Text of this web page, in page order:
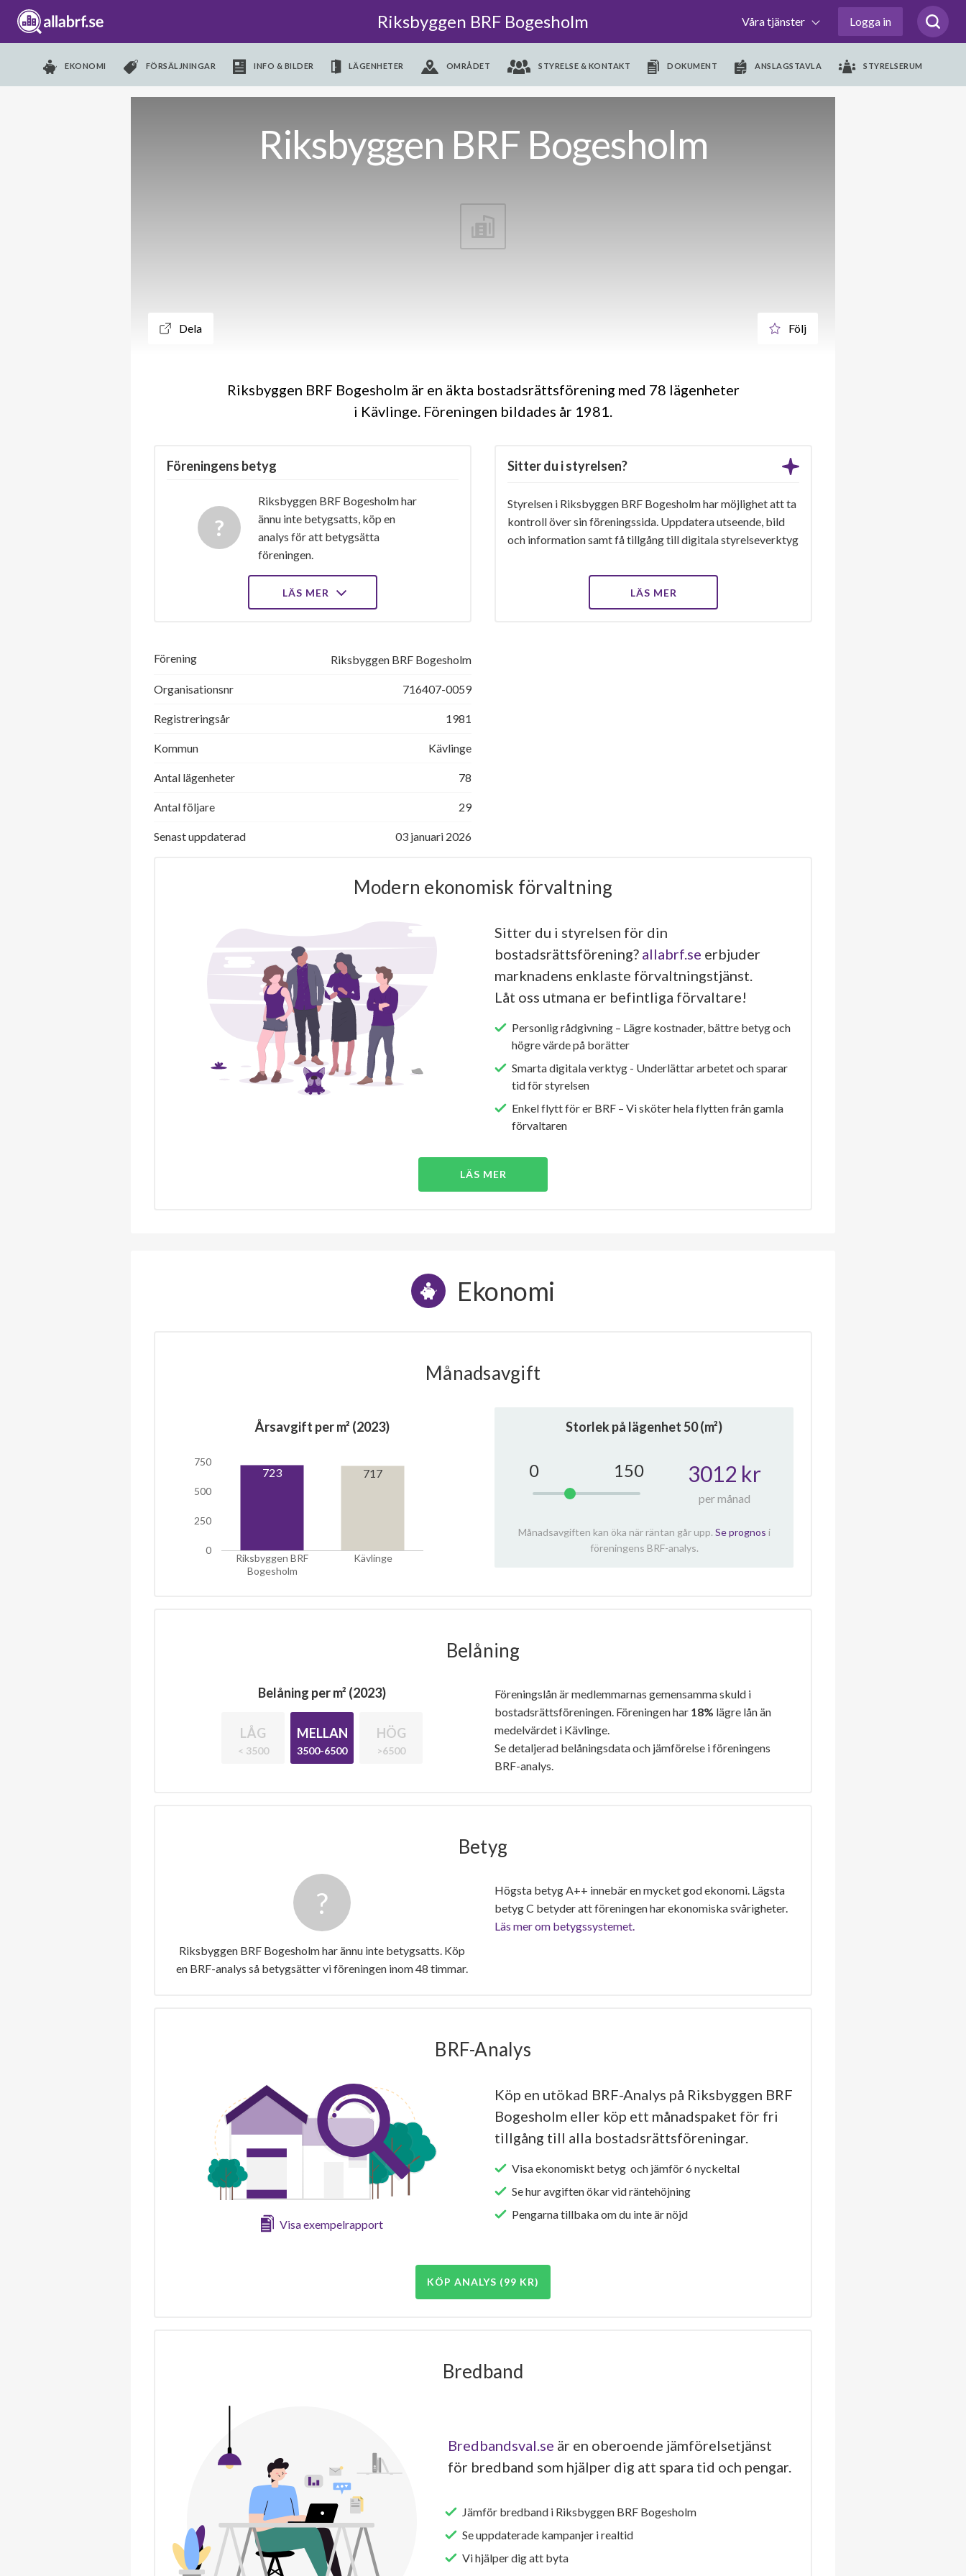
Riksbyggen BRF Bogesholm Våra tjänster Logga in
EKONOMI FÖRSÄLJNINGAR INFO & BILDER LÄGENHETER OMRÅDET STYRELSE & KONTAKT DOKUMENT ANSLAGSTAVLA STYRELSERUM
Riksbyggen BRF Bogesholm
Dela Följ
Riksbyggen BRF Bogesholm är en äkta bostadsrättsförening med 78 lägenheter
i Kävlinge. Föreningen bildades år 1981
Föreningens betyg
Riksbyggen BRF Bogesholm har
ännu inte betygsatts, köp en
analys för att betygsätta
föreningen.
LÄS MER
Sitter du i styrelsen?
Styrelsen i Riksbyggen BRF Bogesholm har möjlighet att ta
kontroll över sin föreningssida. Uppdatera utseende, bild
och information samt få tillgång till digitala styrelseverktyg
LÄS MER
Förening Riksbyggen BRF Bogesholm
Organisationsnr 716407-0059
Registreringsår 1981
Kommun Kävlinge
Antal lägenheter 78
Antal följare 29
Senast uppdaterad 03 januari 2026
Modern ekonomisk förvaltning
Sitter du i styrelsen för din
bostadsrättsförening? allabrf.se erbjuder
marknadens enklaste förvaltningstjänst.
Låt oss utmana er befintliga förvaltare!
Personlig rådgivning – Lägre kostnader, bättre betyg och
högre värde på borätter
Smarta digitala verktyg - Underlättar arbetet och sparar
tid för styrelsen
Enkel flytt för er BRF – Vi sköter hela flytten från gamla
förvaltaren
LÄS MER
Ekonomi
Månadsavgift
Årsavgift per m² (2023)
Riksbyggen BRF
Bogesholm
Kävlinge
0
250
500
750
723 717
Storlek på lägenhet50(m²)
0 150 3012 kr
per månad
Månadsavgiften kan öka när räntan går upp. Se prognos i
föreningens BRF-analys.
Belåning
Belåning per m² (2023)
LÅG
< 3500
MELLAN
3500-6500
HÖG
>6500
Föreningslån är medlemmarnas gemensamma skuld i
bostadsrättsföreningen. Föreningen har 18% lägre lån än
medelvärdet i Kävlinge.
Se detaljerad belåningsdata och jämförelse i föreningens
BRF-analys.
Betyg
Riksbyggen BRF Bogesholm har ännu inte betygsatts. Köp
en BRF-analys så betygsätter vi föreningen inom 48 timmar.
Högsta betyg A++ innebär en mycket god ekonomi. Lägsta
betyg C betyder att föreningen har ekonomiska svårigheter.
Läs mer om betygssystemet.
BRF-Analys
Visa exempelrapport
Köp en utökad BRF-Analys på Riksbyggen BRF
Bogesholm eller köp ett månadspaket för fri
tillgång till alla bostadsrättsföreningar.
Visa ekonomiskt betyg och jämför 6 nyckeltal
Se hur avgiften ökar vid räntehöjning
Pengarna tillbaka om du inte är nöjd
KÖP ANALYS (99 KR)
Bredband
Bredbandsval.se är en oberoende jämförelsetjänst
för bredband som hjälper dig att spara tid och pengar.
Jämför bredband i Riksbyggen BRF Bogesholm
Se uppdaterade kampanjer i realtid
Vi hjälper dig att byta